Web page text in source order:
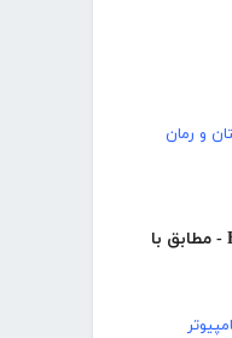
و رمان
دانلود کتاب جزوه آموزشی Excel 2007 - مطابق با